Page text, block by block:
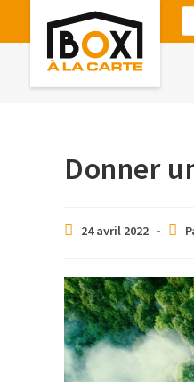
Donner
24 avril 2022